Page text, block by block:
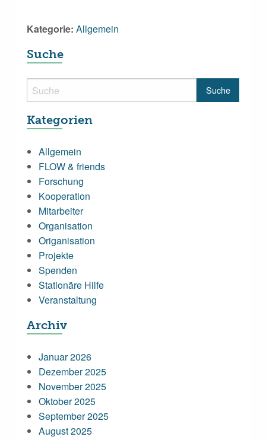
Kategorie: Allgemein
Suche
Kategorien
Allgemein
FLOW & friends
Forschung
Kooperation
Mitarbeiter
Organisation
Origanisation
Projekte
Spenden
Stationäre Hilfe
Veranstaltung
Archiv
Januar 2026
Dezember 2025
November 2025
Oktober 2025
September 2025
August 2025